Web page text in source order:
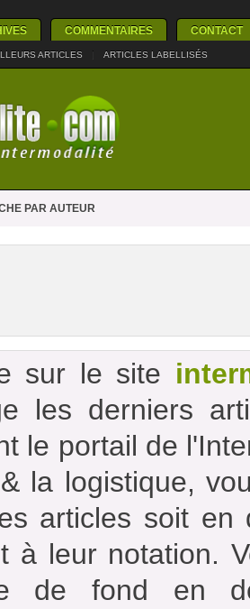
COMMENTAIRES CONTACT
ARTICLES | ARTICLES LABELLISÉS
PAR AUTEUR
sur le site
les derniers
le portail de
la logistique,
articles soit en
à leur notation.
de fond en